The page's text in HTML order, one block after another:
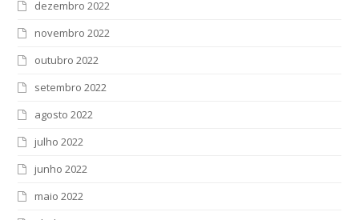
dezembro 2022
novembro 2022
outubro 2022
setembro 2022
agosto 2022
julho 2022
junho 2022
maio 2022